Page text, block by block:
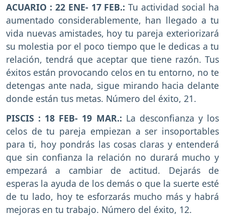
ACUARIO : 22 ENE- 17 FEB.: Tu actividad social ha
aumentado considerablemente, han llegado a tu
vida nuevas amistades, hoy tu pareja exteriorizará
su molestia por el poco tiempo que le dedicas a tu
relación, tendrá que aceptar que tiene razón. Tus
éxitos están provocando celos en tu entorno, no te
detengas ante nada, sigue mirando hacia delante
donde están tus metas. Número del éxito, 21.
PISCIS : 18 FEB- 19 MAR.: La desconfianza y los
celos de tu pareja empiezan a ser insoportables
para ti, hoy pondrás las cosas claras y entenderá
que sin confianza la relación no durará mucho y
empezará a cambiar de actitud. Dejarás de
esperas la ayuda de los demás o que la suerte esté
de tu lado, hoy te esforzarás mucho más y habrá
mejoras en tu trabajo. Número del éxito, 12.